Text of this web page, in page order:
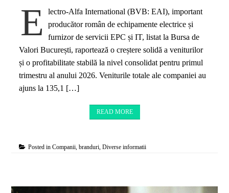
E
lectro-Alfa International (BVB: EAI), important
producător român de echipamente electrice și
furnizor de servicii EPC și IT, listat la Bursa de
Valori București, raportează o creștere solidă a veniturilor
și o profitabilitate stabilă la nivel consolidat pentru primul
trimestru al anului 2026. Veniturile totale ale companiei au
ajuns la 135,1 […]
READ MORE
Posted inCompanii, branduri ,Diverse informatii